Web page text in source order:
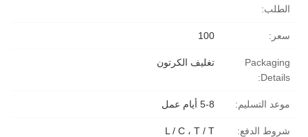
الطلب:
سعر: 100
Packaging
Details:
تغليف الكرتون
موعد التسليم: 5-8 أيام عمل
شروط الدفع: L / C ، T / T